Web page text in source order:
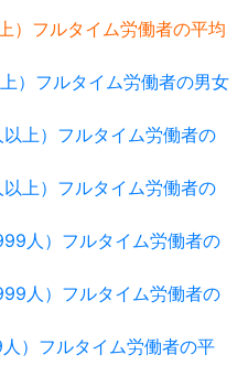
）フルタイム労働者の平均
）フルタイム労働者の男女
上）フルタイム労働者の
上）フルタイム労働者の
人）フルタイム労働者の
人）フルタイム労働者の
）フルタイム労働者の平